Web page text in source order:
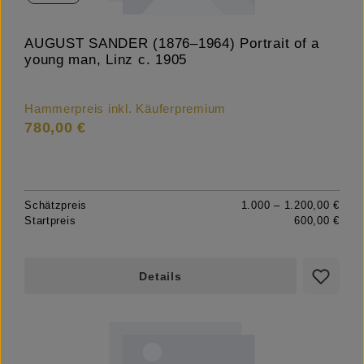
AUGUST SANDER (1876–1964) Portrait of a
young man, Linz c. 1905
Hammerpreis inkl. Käuferpremium
780,00 €
Schätzpreis
1.000 – 1.200,00 €
Startpreis
600,00 €
Details